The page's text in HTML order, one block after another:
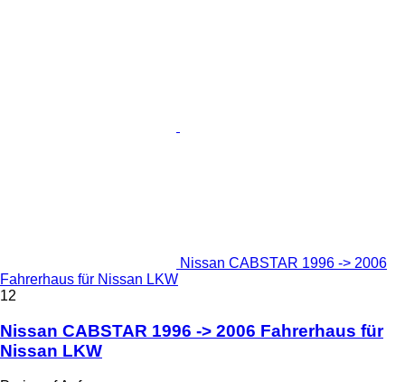
Nissan CABSTAR 1996 -> 2006
Fahrerhaus für Nissan LKW
12
Nissan CABSTAR 1996 -> 2006 Fahrerhaus für
Nissan LKW